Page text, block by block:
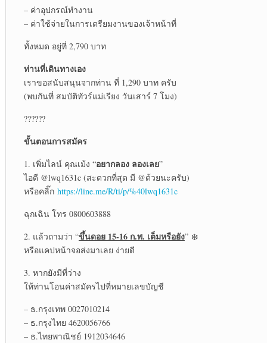
– ค่าอุปกรณ์ทำงาน
– ค่าใช้จ่ายในการเตรียมงานของเจ้าหน้าที่
ทั้งหมด อยู่ที่ 2,790 บาท
ท่านที่เดินทางเอง
เราขอสนับสนุนจากท่าน ที่ 1,290 บาท ครับ
(พบกันที่ สมบัติทัวร์แม่เรียง วันเสาร์ 7 โมง)
??????
ขั้นตอนการสมัคร
1. เพิ่มไลน์ คุณเม้ง “อยากลอง ลองเลย”
ไอดี @lwq1631c (สะดวกที่สุด มี @ด้วยนะครับ)
หรือคลิ๊ก https://line.me/R/ti/p/%40lwq1631c
ฉุกเฉิน โทร 0800603888
2. แล้วถามว่า “ขึ้นดอย 15-16 ก.พ. เต็มหรือยัง” ❄️
หรือแคปหน้าจอส่งมาเลย ง่ายดี
3. หากยังมีที่ว่าง
ให้ท่านโอนค่าสมัครไปที่หมายเลขบัญชี
– ธ.กรุงเทพ 0027010214
– ธ.กรุงไทย 4620056766
– ธ.ไทยพาณิชย์ 1912034646